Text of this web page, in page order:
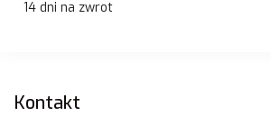
14 dni na zwrot
Linki w stopce
Kontakt